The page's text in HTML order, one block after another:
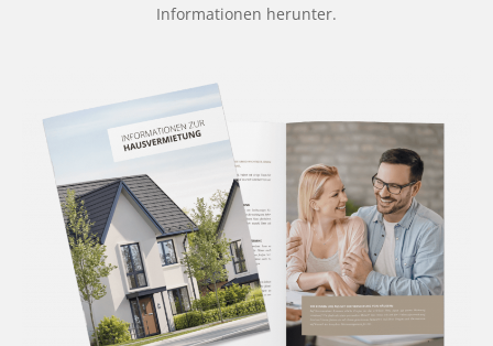
Informationen herunter.